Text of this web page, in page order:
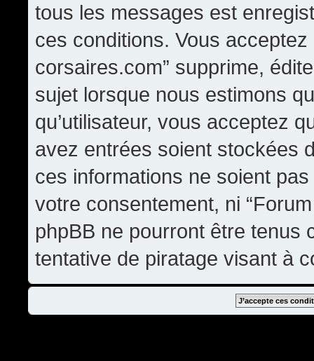
tous les messages est
ces conditions. Vous
corsaires.com” supprime,
sujet lorsque nous estimons
qu’utilisateur, vous acceptez
avez entrées soient stockées
ces informations ne soient
votre consentement, ni
phpBB ne pourront être tenus
tentative de piratage visant à